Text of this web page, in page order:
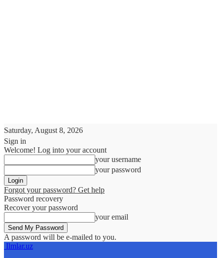
Saturday, August 8, 2026
Sign in
Welcome! Log into your account
your username
your password
Forgot your password? Get help
Password recovery
Recover your password
your email
A password will be e-mailed to you.
Ilmlar.uz